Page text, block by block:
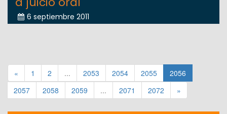
6 septiembre 2011
« 1 2 ... 2053 2054 2055
2056
2057
2058 2059 ... 2071 2072 »